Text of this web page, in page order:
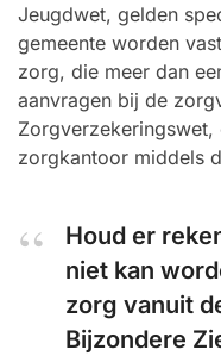
Jeugdwet, gelden
gemeente worden
zorg, die meer dan
aanvragen bij de
zorgkantoor middels
Houd er
niet kan
zorg vanuit
Bijzondere